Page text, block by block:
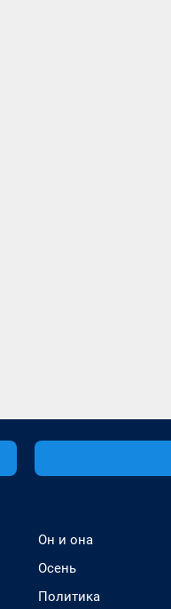
Он и она
Осень
Политика